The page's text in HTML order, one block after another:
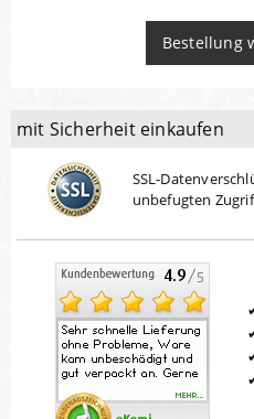
Bestellung
mit Sicherheit einkaufen
SSL-
unbefugten